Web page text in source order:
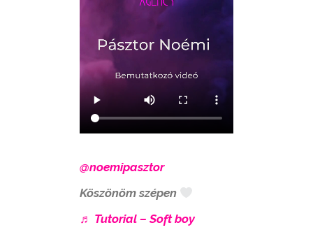
@noemipasztor
Köszönöm szépen
♬ Tutorial – Soft boy